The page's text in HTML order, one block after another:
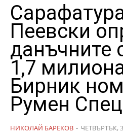
Пеевски
данъчните
1,7
Бирник
Румен
НИКОЛАЙ БАРЕКОВ - ЧЕТВЪРТЪК,